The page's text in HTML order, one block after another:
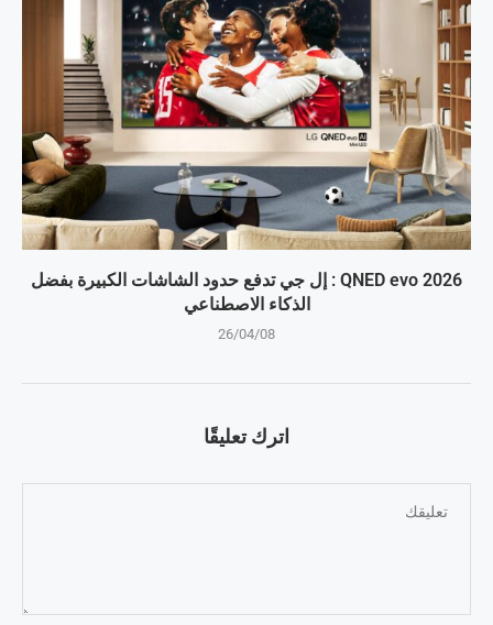
QNED evo 2026 : إل جي تدفع حدود الشاشات الكبيرة بفضل
الذكاء الاصطناعي
26/04/08
اترك تعليقًا